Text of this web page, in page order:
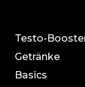
Testo-
Getränke
Basics